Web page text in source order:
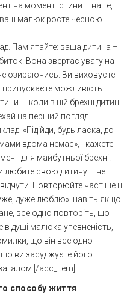
на момент істини – на те,
малюк росте чесною
Пам’ятайте: ваша дитина –
Вона звертає увагу на
озираючись. Ви виховуєте
припускаєте можливість
Інколи в цій брехні дитині
на перший погляд
«Підійди, будь ласка, до
вдома немає», - кажете
для майбутньої брехні.
любите свою дитину – не
Повторюйте частіше ці
дуже люблю»! навіть якщо
все одно повторіть, що
в душі малюка упевненість,
що він все одно
ви засуджуєте його
acc_item]
способу життя